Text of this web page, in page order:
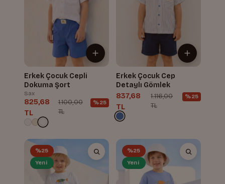
Erkek Çocuk Cepli
Dokuma Şort
Sax
825,68
TL
1.100,00
TL
%25
Erkek Çocuk Cep
Detaylı Gömlek
837,68
TL
1.116,00
TL
%25
%25
Yeni
%25
Yeni